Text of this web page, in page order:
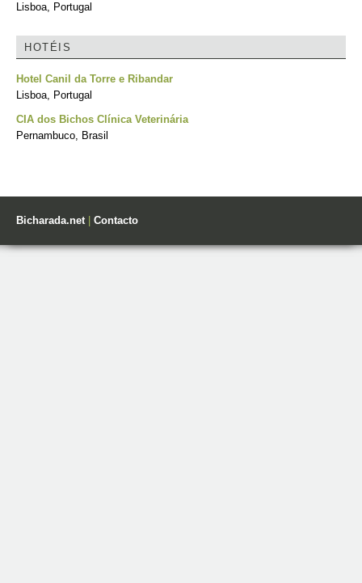
Lisboa, Portugal
HOTÉIS
Hotel Canil da Torre e Ribandar
Lisboa, Portugal
CIA dos Bichos Clínica Veterinária
Pernambuco, Brasil
Bicharada.net| Contacto